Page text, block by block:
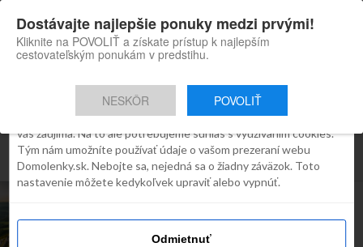
Domolenky appka
Skvelé tipy na cestovanie po
Slovensku
Inštaluj
Všetky príspevky týkajúce sa
"fačkovské sedlo"
Strážovské vrchy
Súhlas Detaily O cookies
Robíme všetko preto, aby sme vám zobrazovali iba obsah, ktorý
vás zaujíma. Na to ale potrebujeme súhlas s využívaním cookies.
Tým nám umožníte používať údaje o vašom prezeraní webu
Domolenky.sk. Nebojte sa, nejedná sa o žiadny záväzok. Toto
nastavenie môžete kedykoľvek upraviť alebo vypnúť.
Odmietnuť
Dostávajte najlepšie ponuky medzi prvými!
Kliknite na POVOLIŤ a získate prístup k najlepším
cestovateľským ponukám v predstihu.
NESKÔR POVOLIŤ